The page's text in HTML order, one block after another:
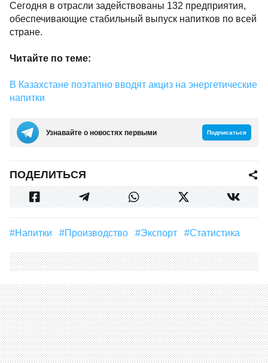
Сегодня в отрасли задействованы 132 предприятия,
обеспечивающие стабильный выпуск напитков по всей
стране.
Читайте по теме:
В Казахстане поэтапно вводят акциз на энергетические
напитки
Узнавайте о новостях первыми Подписаться
ПОДЕЛИТЬСЯ
#напитки #производство #экспорт #Статистика